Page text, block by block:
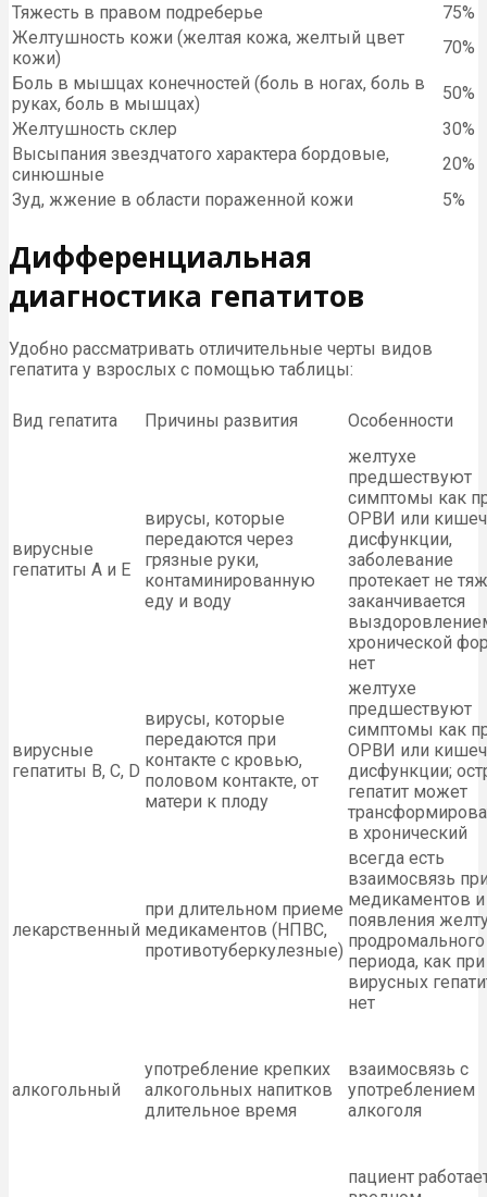
Тяжесть в правом подреберье
75%
Желтушность кожи (желтая кожа, желтый цвет
кожи)
70%
Боль в мышцах конечностей (боль в ногах, боль в
руках, боль в мышцах)
50%
Желтушность склер
30%
Высыпания звездчатого характера бордовые,
синюшные
20%
Зуд, жжение в области пораженной кожи
5%
Дифференциальная
диагностика гепатитов
Удобно рассматривать отличительные черты видов
гепатита у взрослых с помощью таблицы:
Вид гепатита Причины развития Особенности
вирусные
гепатиты А и Е
вирусы, которые
передаются через
грязные руки,
контаминированную
еду и воду
желтухе
предшествуют
симптомы как
ОРВИ или
дисфункции,
заболевание
протекает не
заканчивается
хронической
нет
вирусные
гепатиты В, С, D
вирусы, которые
передаются при
контакте с кровью,
половом контакте, от
матери к плоду
желтухе
предшествуют
симптомы как
ОРВИ или
дисфункции;
гепатит может
в хронический
лекарственный
при длительном приеме
медикаментов (НПВС,
противотуберкулезные)
всегда есть
взаимосвязь
медикаментов и
появления
продромального
периода, как при
вирусных
нет
алкогольный
употребление крепких
алкогольных напитков
длительное время
взаимосвязь с
употреблением
алкоголя
пациент